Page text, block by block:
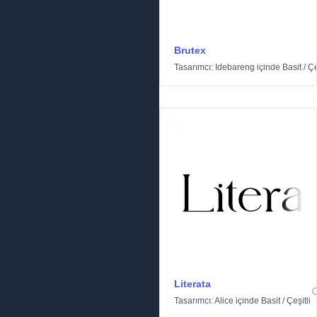
Brutex
Tasarımcı: Idebareng içinde Basit/
Literata
Tasarımcı:Alice içinde Basit/Çeşitli